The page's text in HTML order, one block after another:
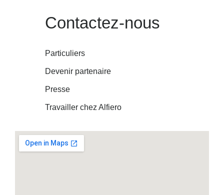
Contactez-nous
Particuliers
Devenir partenaire
Presse
Travailler chez Alfiero